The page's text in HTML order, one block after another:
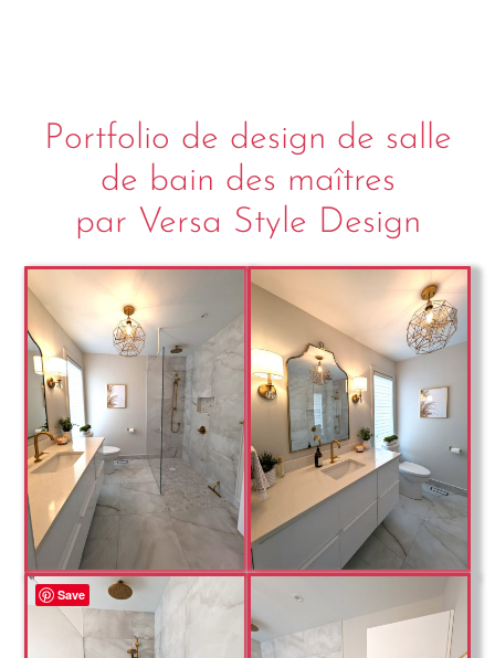
Portfolio de design de salle
de bain des maîtres
par Versa Style Design
Save